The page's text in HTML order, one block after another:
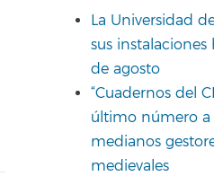
La Universidad
sus
de agosto
“Cuadernos del
último número a
medianos
medievales